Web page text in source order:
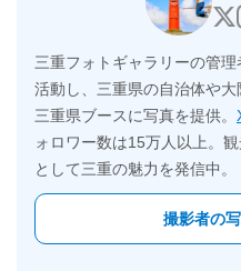
三重フォトギャラリーの管
活動し、三重県の自治体や
三重県ブースに写真を提供。
ォロワー数は15万人以上。
として三重の魅力を発信中。
撮影者の